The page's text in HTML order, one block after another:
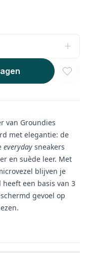
van Groundies
met elegantie: de
everyday sneakers
en suède leer. Met
blijven je
heeft een basis van 3
gevoel op